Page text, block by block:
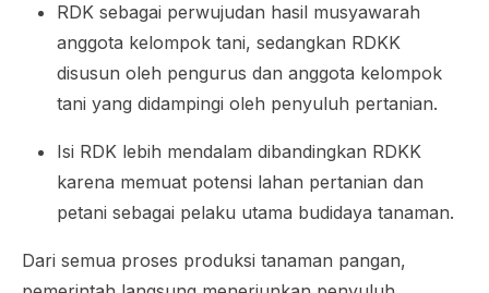
RDK sebagai perwujudan hasil musyawarah
anggota kelompok tani, sedangkan RDKK
disusun oleh pengurus dan anggota kelompok
tani yang didampingi oleh penyuluh pertanian.
Isi RDK lebih mendalam dibandingkan RDKK
karena memuat potensi lahan pertanian dan
petani sebagai pelaku utama budidaya tanaman.
Dari semua proses produksi tanaman pangan,